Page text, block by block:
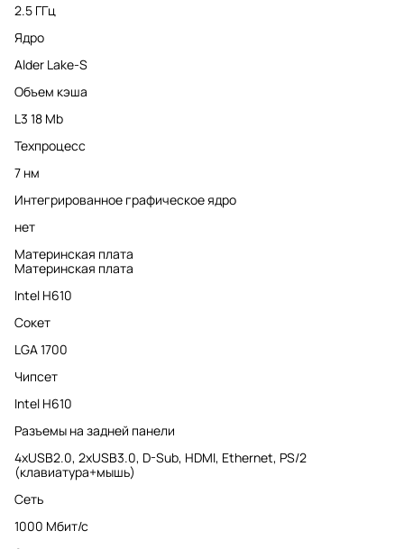
2.5 ГГц
Ядро
Alder Lake-S
Объем кэша
L3 18 Mb
Техпроцесс
7 нм
Интегрированное графическое ядро
нет
Материнская плата
Материнская плата
Intel H610
Сокет
LGA 1700
Чипсет
Intel H610
Разъемы на задней панели
4xUSB2.0, 2хUSB3.0, D-Sub, HDMI, Ethernet, PS/2
(клавиатура+мышь)
Сеть
1000 Мбит/с